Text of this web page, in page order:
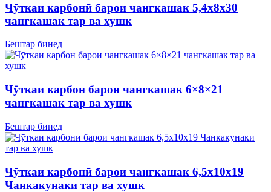
Чӯткаи карбонӣ барои чангкашак 5,4x8x30
чангкашак тар ва хушк
Бештар бинед
Чӯткаи карбон барои чангкашак 6×8×21
чангкашак тар ва хушк
Бештар бинед
Чӯткаи карбонӣ барои чангкашак 6,5х10х19
Чанкакунаки тар ва хушк